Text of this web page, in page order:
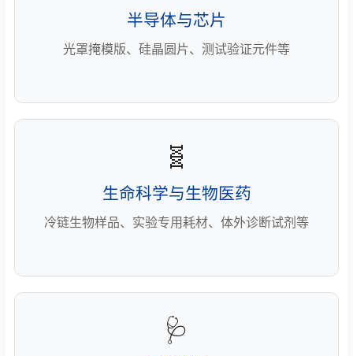
半导体与芯片
光罩掩模版、硅晶圆片、测试验证元件等
🧬
生命科学与生物医药
冷链生物样品、实验专用耗材、体外诊断试剂等
🩺